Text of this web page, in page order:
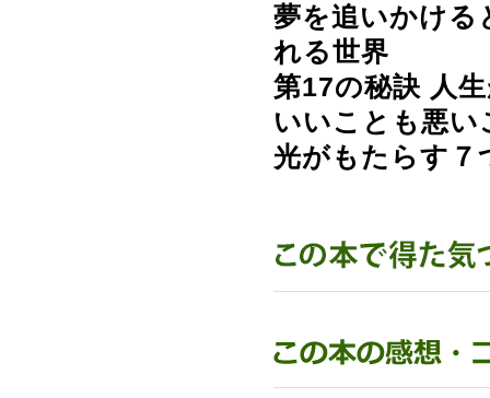
夢を追いかける
れる世界
第17の秘訣 人
いいことも悪い
光がもたらす７